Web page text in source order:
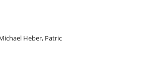
Heber, Patric